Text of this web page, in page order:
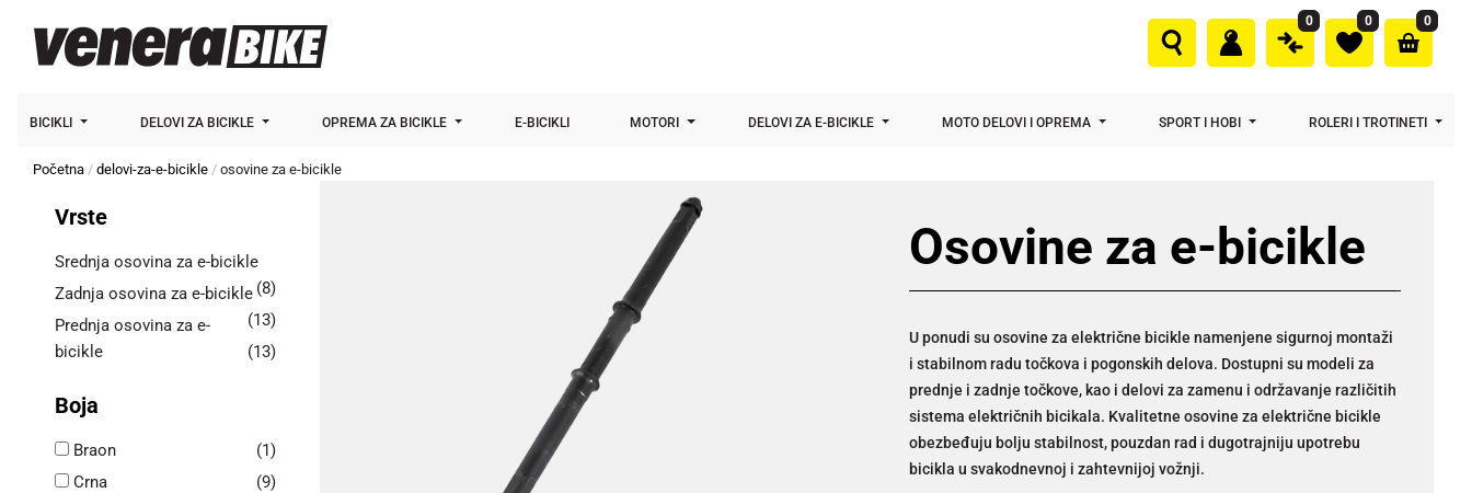
0 0 0
BICIKLI DELOVI ZA BICIKLE OPREMA ZA BICIKLE E-BICIKLI MOTORI DELOVI ZA E-BICIKLE MOTO DELOVI I OPREMA SPORT I HOBI ROLERI I TROTINETI
Početna delovi-za-e-bicikle osovine za e-bicikle
Vrste
Srednja osovina za e-bicikle
(8)
Zadnja osovina za e-bicikle
(13)
Prednja osovina za e-
bicikle
(13)
Boja
(1)
Braon
(9)
Crna
Osovine za e-bicikle
U ponudi su osovine za električne bicikle namenjene sigurnoj montaži
i stabilnom radu točkova i pogonskih delova. Dostupni su modeli za
prednje i zadnje točkove, kao i delovi za zamenu i održavanje različitih
sistema električnih bicikala. Kvalitetne osovine za električne bicikle
obezbeđuju bolju stabilnost, pouzdan rad i dugotrajniju upotrebu
bicikla u svakodnevnoj i zahtevnijoj vožnji.